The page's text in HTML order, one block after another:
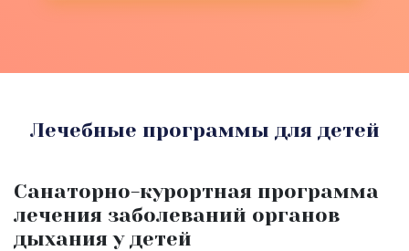
Лечебные программы для детей
Санаторно-курортная программа
лечения заболеваний органов
дыхания у детей